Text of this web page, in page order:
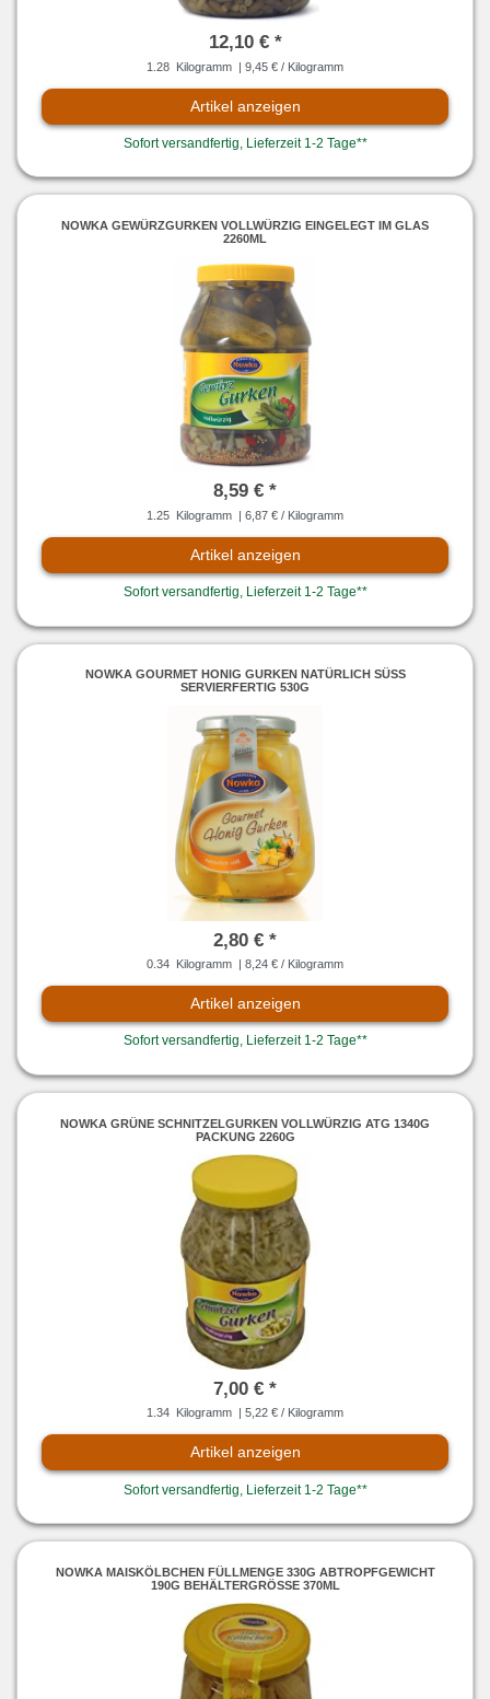
12,10 € *
1.28 Kilogramm | 9,45 € / Kilogramm
Artikel anzeigen
Sofort versandfertig, Lieferzeit 1-2 Tage**
NOWKA GEWÜRZGURKEN VOLLWÜRZIG EINGELEGT IM GLAS
2260ML
8,59 € *
1.25 Kilogramm | 6,87 € / Kilogramm
Artikel anzeigen
Sofort versandfertig, Lieferzeit 1-2 Tage**
NOWKA GOURMET HONIG GURKEN NATÜRLICH SÜSS S
ERVIERFERTIG 530G
2,80 € *
0.34 Kilogramm | 8,24 € / Kilogramm
Artikel anzeigen
Sofort versandfertig, Lieferzeit 1-2 Tage**
NOWKA GRÜNE SCHNITZELGURKEN VOLLWÜRZIG ATG 1340G
PACKUNG 2260G
7,00 € *
1.34 Kilogramm | 5,22 € / Kilogramm
Artikel anzeigen
Sofort versandfertig, Lieferzeit 1-2 Tage**
NOWKA MAISKÖLBCHEN FÜLLMENGE 330G ABTROPFGEWICHT
190G BEHÄLTERGRÖSSE 370ML